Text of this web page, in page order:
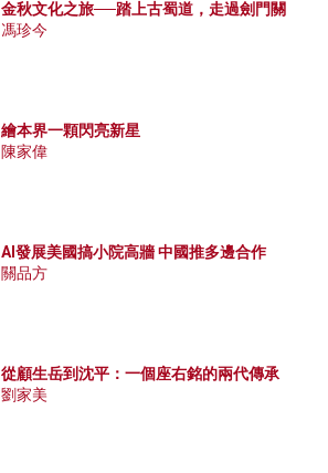
金秋文化之旅──踏上古蜀道，走過劍門關
馮珍今
繪本界一顆閃亮新星
陳家偉
AI發展美國搞小院高牆 中國推多邊合作
關品方
從顧生岳到沈平：一個座右銘的兩代傳承
劉家美